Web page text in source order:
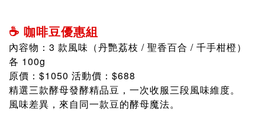
☕ 咖啡豆優惠組
內容物：3 款風味（丹艷荔枝 / 聖香百合 / 千手柑橙）
各 100g
原價：$1050 活動價：$688
精選三款酵母發酵精品豆，一次收服三段風味維度。
風味差異，來自同一款豆的酵母魔法。